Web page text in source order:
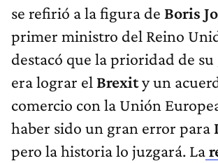
se refirió a la figura de Boris
primer ministro del Reino
destacó que la prioridad de
era lograr el Brexity un
comercio con la Unión
haber sido un gran error para
pero la historia lo juzgará. La